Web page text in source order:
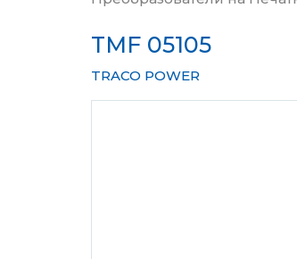
TMF 05105
TRACO POWER